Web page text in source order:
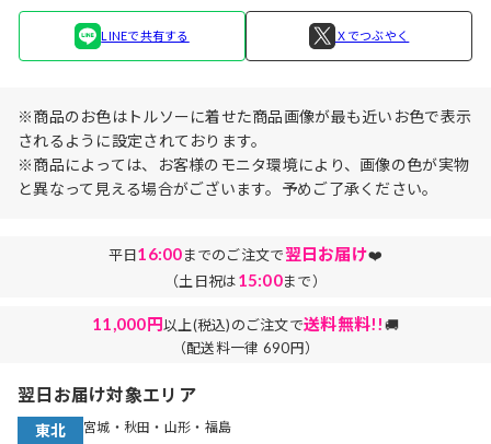
LINEで共有する Ｘでつぶやく
※商品のお色はトルソーに着せた商品画像が最も近いお色で表示
されるように設定されております。
※商品によっては、お客様のモニタ環境により、画像の色が実物
と異なって見える場合がございます。予めご了承ください。
平日16:00までのご注文で翌日お届け❤️
（土日祝は15:00まで）
11,000円以上(税込)のご注文で送料無料!!🚚
（配送料一律 690円）
翌日お届け対象エリア
東北 宮城・秋田・山形・福島